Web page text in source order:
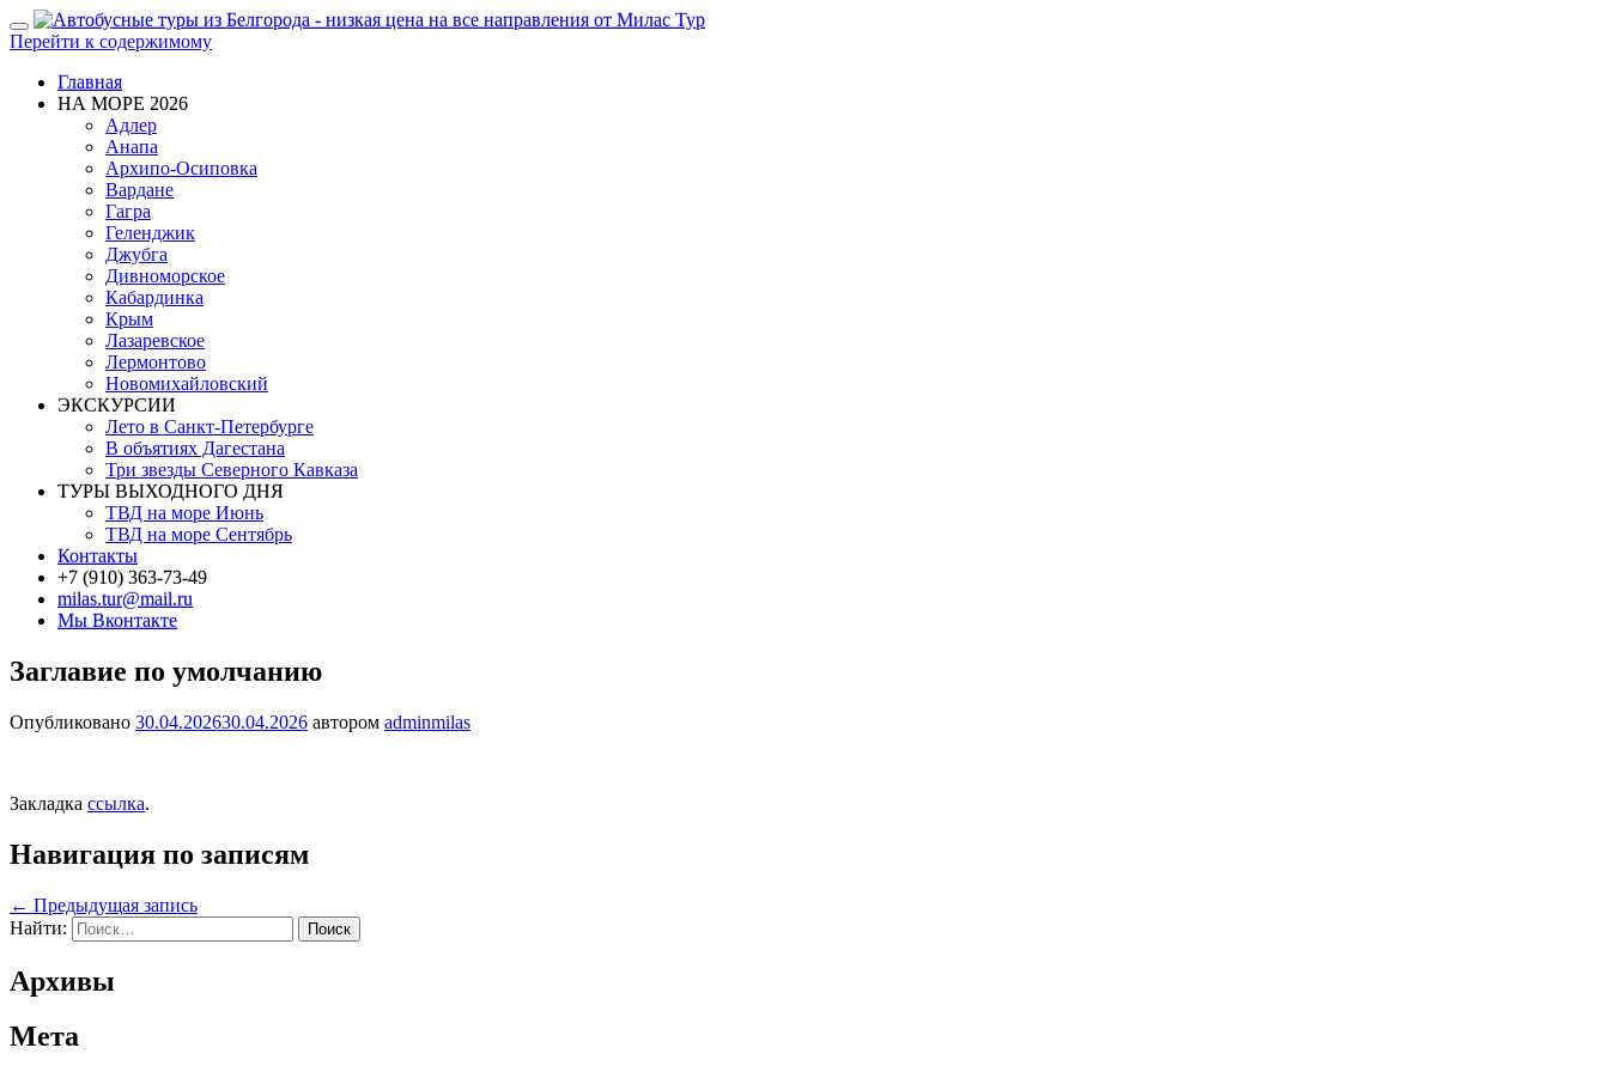
Показать/
Скрыть
навигацию
Перейти к содержимому
Главная
НА МОРЕ 2026
Адлер
Анапа
Архипо-Осиповка
Вардане
Гагра
Геленджик
Джубга
Дивноморское
Кабардинка
Крым
Лазаревское
Лермонтово
Новомихайловский
ЭКСКУРСИИ
Лето в Санкт-Петербурге
В объятиях Дагестана
Три звезды Северного Кавказа
ТУРЫ ВЫХОДНОГО ДНЯ
ТВД на море Июнь
ТВД на море Сентябрь
Контакты
+7 (910) 363-73-49
milas.tur@mail.ru
Мы Вконтакте
Заглавие по умолчанию
Опубликовано 30.04.202630.04.2026 автором adminmilas
Закладка ссылка.
Навигация по записям
← Предыдущая запись
Найти:
Архивы
Мета